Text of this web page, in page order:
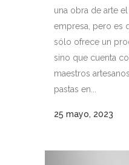
una obra de arte
empresa, pero es
sólo ofrece un
sino que cuenta
maestros
pastas en...
25 mayo, 2023